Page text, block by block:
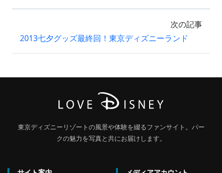
次の記事
2013七夕グッズ最終回！東京ディズニーランド
東京ディズニーリゾートの風景や体験を綴るファンサイト。パー
クの魅力を写真と共にお届けします。